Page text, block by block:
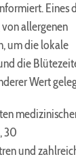
Eines
allergenen
um die lokale
die
Wert
30
und